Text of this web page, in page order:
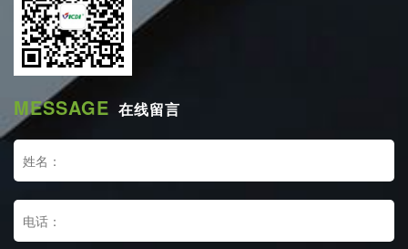
MESSAGE 在线留言